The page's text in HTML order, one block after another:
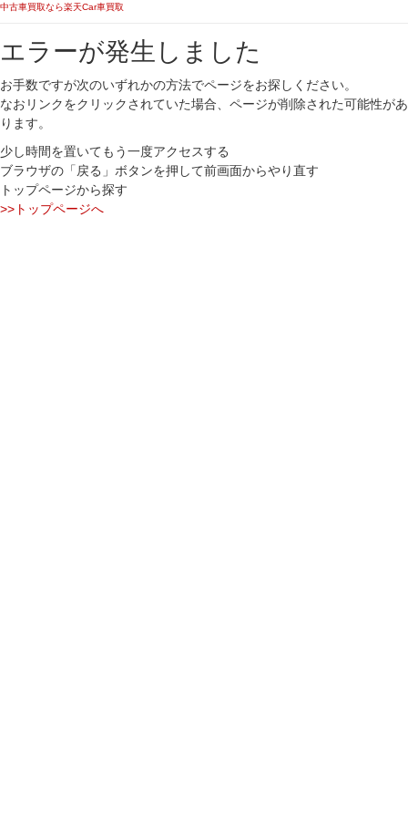
中古車買取なら楽天Car車買取
エラーが発生しました
お手数ですが次のいずれかの方法でページをお探しください。
なおリンクをクリックされていた場合、ページが削除された可能性があ
ります。
少し時間を置いてもう一度アクセスする
ブラウザの「戻る」ボタンを押して前画面からやり直す
トップページから探す
>>トップページへ